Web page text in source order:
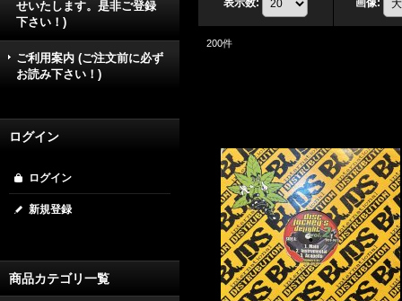
せいたします。是非ご登録
下さい！)
ご利用案内 (ご注文前に必ず
お読み下さい！)
ログイン
ログイン
新規登録
商品カテゴリ一覧
表示数: 画像:
200件